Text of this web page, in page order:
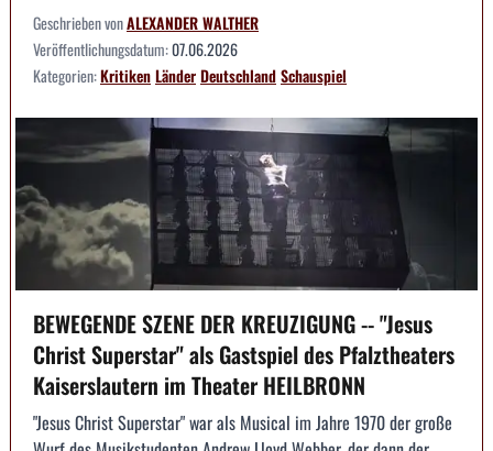
Geschrieben vonALEXANDER WALTHER
Veröffentlichungsdatum:07.06.2026
Kategorien:KritikenLänderDeutschlandSchauspiel
BEWEGENDE SZENE DER KREUZIGUNG -- "Jesus
Christ Superstar" als Gastspiel des Pfalztheaters
Kaiserslautern im Theater HEILBRONN
"Jesus Christ Superstar" war als Musical im Jahre 1970 der große